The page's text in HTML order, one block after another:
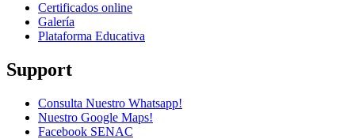
Certificados online
Galería
Plataforma Educativa
Support
Consulta Nuestro Whatsapp!
Nuestro Google Maps!
Facebook SENAC